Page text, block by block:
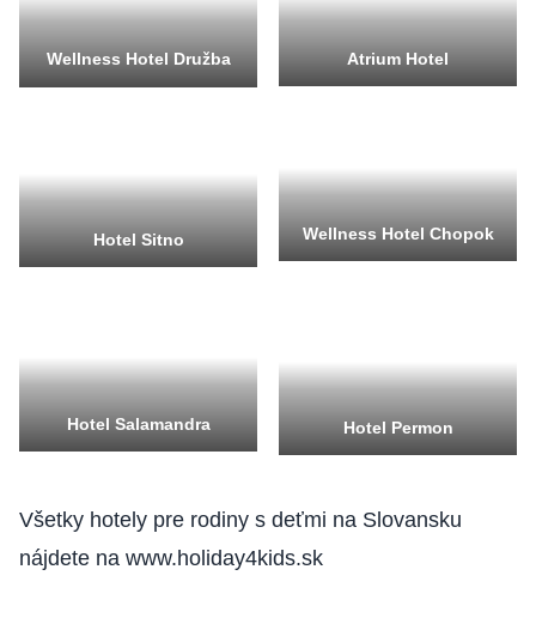
Wellness Hotel Družba Atrium Hotel
Hotel Sitno Wellness Hotel Chopok
Hotel Salamandra Hotel Permon
Všetky hotely pre rodiny s deťmi na Slovansku
nájdete na www.holiday4kids.sk